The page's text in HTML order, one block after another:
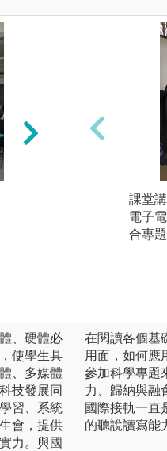
團隊學習
課程設計上
作機會，進
課堂
電子
合專
、硬體必
使學生具
、多媒體
技發展同
習、系統
會，提供
力。與國
在閱讀各個基
用面，如何應
參加科學專題
力、歸納與融
國際接軌一直
的聽說讀寫能